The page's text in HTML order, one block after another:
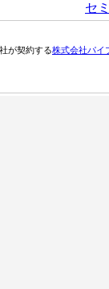
セ
が契約する株式会社パイ